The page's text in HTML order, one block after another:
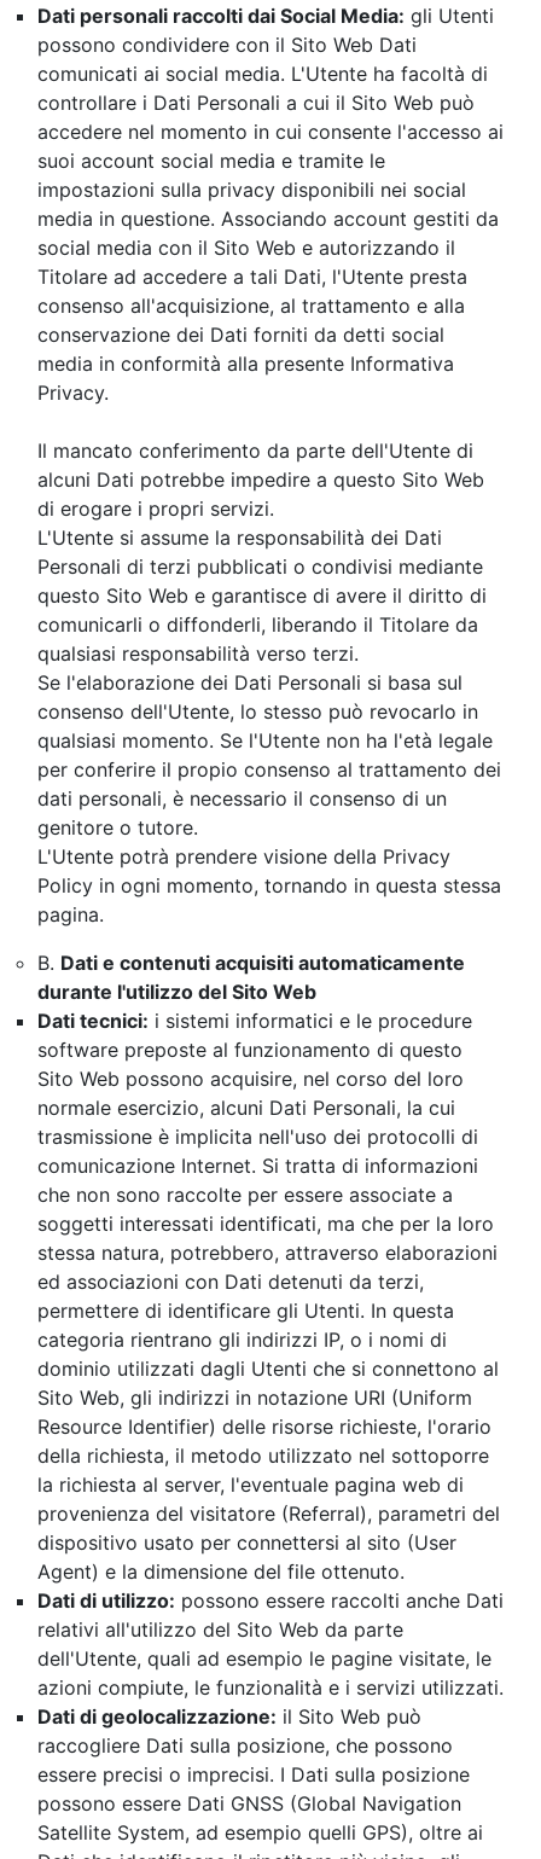
Dati personali raccolti dai Social Media: gli Utenti
possono condividere con il Sito Web Dati
comunicati ai social media. L'Utente ha facoltà di
controllare i Dati Personali a cui il Sito Web può
accedere nel momento in cui consente l'accesso ai
suoi account social media e tramite le
impostazioni sulla privacy disponibili nei social
media in questione. Associando account gestiti da
social media con il Sito Web e autorizzando il
Titolare ad accedere a tali Dati, l'Utente presta
consenso all'acquisizione, al trattamento e alla
conservazione dei Dati forniti da detti social
media in conformità alla presente Informativa
Privacy.
Il mancato conferimento da parte dell'Utente di
alcuni Dati potrebbe impedire a questo Sito Web
di erogare i propri servizi.
L'Utente si assume la responsabilità dei Dati
Personali di terzi pubblicati o condivisi mediante
questo Sito Web e garantisce di avere il diritto di
comunicarli o diffonderli, liberando il Titolare da
qualsiasi responsabilità verso terzi.
Se l'elaborazione dei Dati Personali si basa sul
consenso dell'Utente, lo stesso può revocarlo in
qualsiasi momento. Se l'Utente non ha l'età legale
per conferire il propio consenso al trattamento dei
dati personali, è necessario il consenso di un
genitore o tutore.
L'Utente potrà prendere visione della Privacy
Policy in ogni momento, tornando in questa stessa
pagina.
B. Dati e contenuti acquisiti automaticamente
durante l'utilizzo del Sito Web
Dati tecnici: i sistemi informatici e le procedure
software preposte al funzionamento di questo
Sito Web possono acquisire, nel corso del loro
normale esercizio, alcuni Dati Personali, la cui
trasmissione è implicita nell'uso dei protocolli di
comunicazione Internet. Si tratta di informazioni
che non sono raccolte per essere associate a
soggetti interessati identificati, ma che per la loro
stessa natura, potrebbero, attraverso elaborazioni
ed associazioni con Dati detenuti da terzi,
permettere di identificare gli Utenti. In questa
categoria rientrano gli indirizzi IP, o i nomi di
dominio utilizzati dagli Utenti che si connettono al
Sito Web, gli indirizzi in notazione URI (Uniform
Resource Identifier) delle risorse richieste, l'orario
della richiesta, il metodo utilizzato nel sottoporre
la richiesta al server, l'eventuale pagina web di
provenienza del visitatore (Referral), parametri del
dispositivo usato per connettersi al sito (User
Agent) e la dimensione del file ottenuto.
Dati di utilizzo: possono essere raccolti anche Dati
relativi all'utilizzo del Sito Web da parte
dell'Utente, quali ad esempio le pagine visitate, le
azioni compiute, le funzionalità e i servizi utilizzati.
Dati di geolocalizzazione: il Sito Web può
raccogliere Dati sulla posizione, che possono
essere precisi o imprecisi. I Dati sulla posizione
possono essere Dati GNSS (Global Navigation
Satellite System, ad esempio quelli GPS), oltre ai